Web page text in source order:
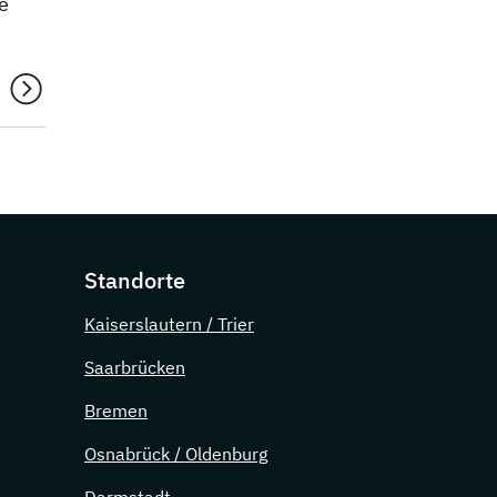
Standorte
Kaiserslautern / Trier
Saarbrücken
Bremen
Osnabrück / Oldenburg